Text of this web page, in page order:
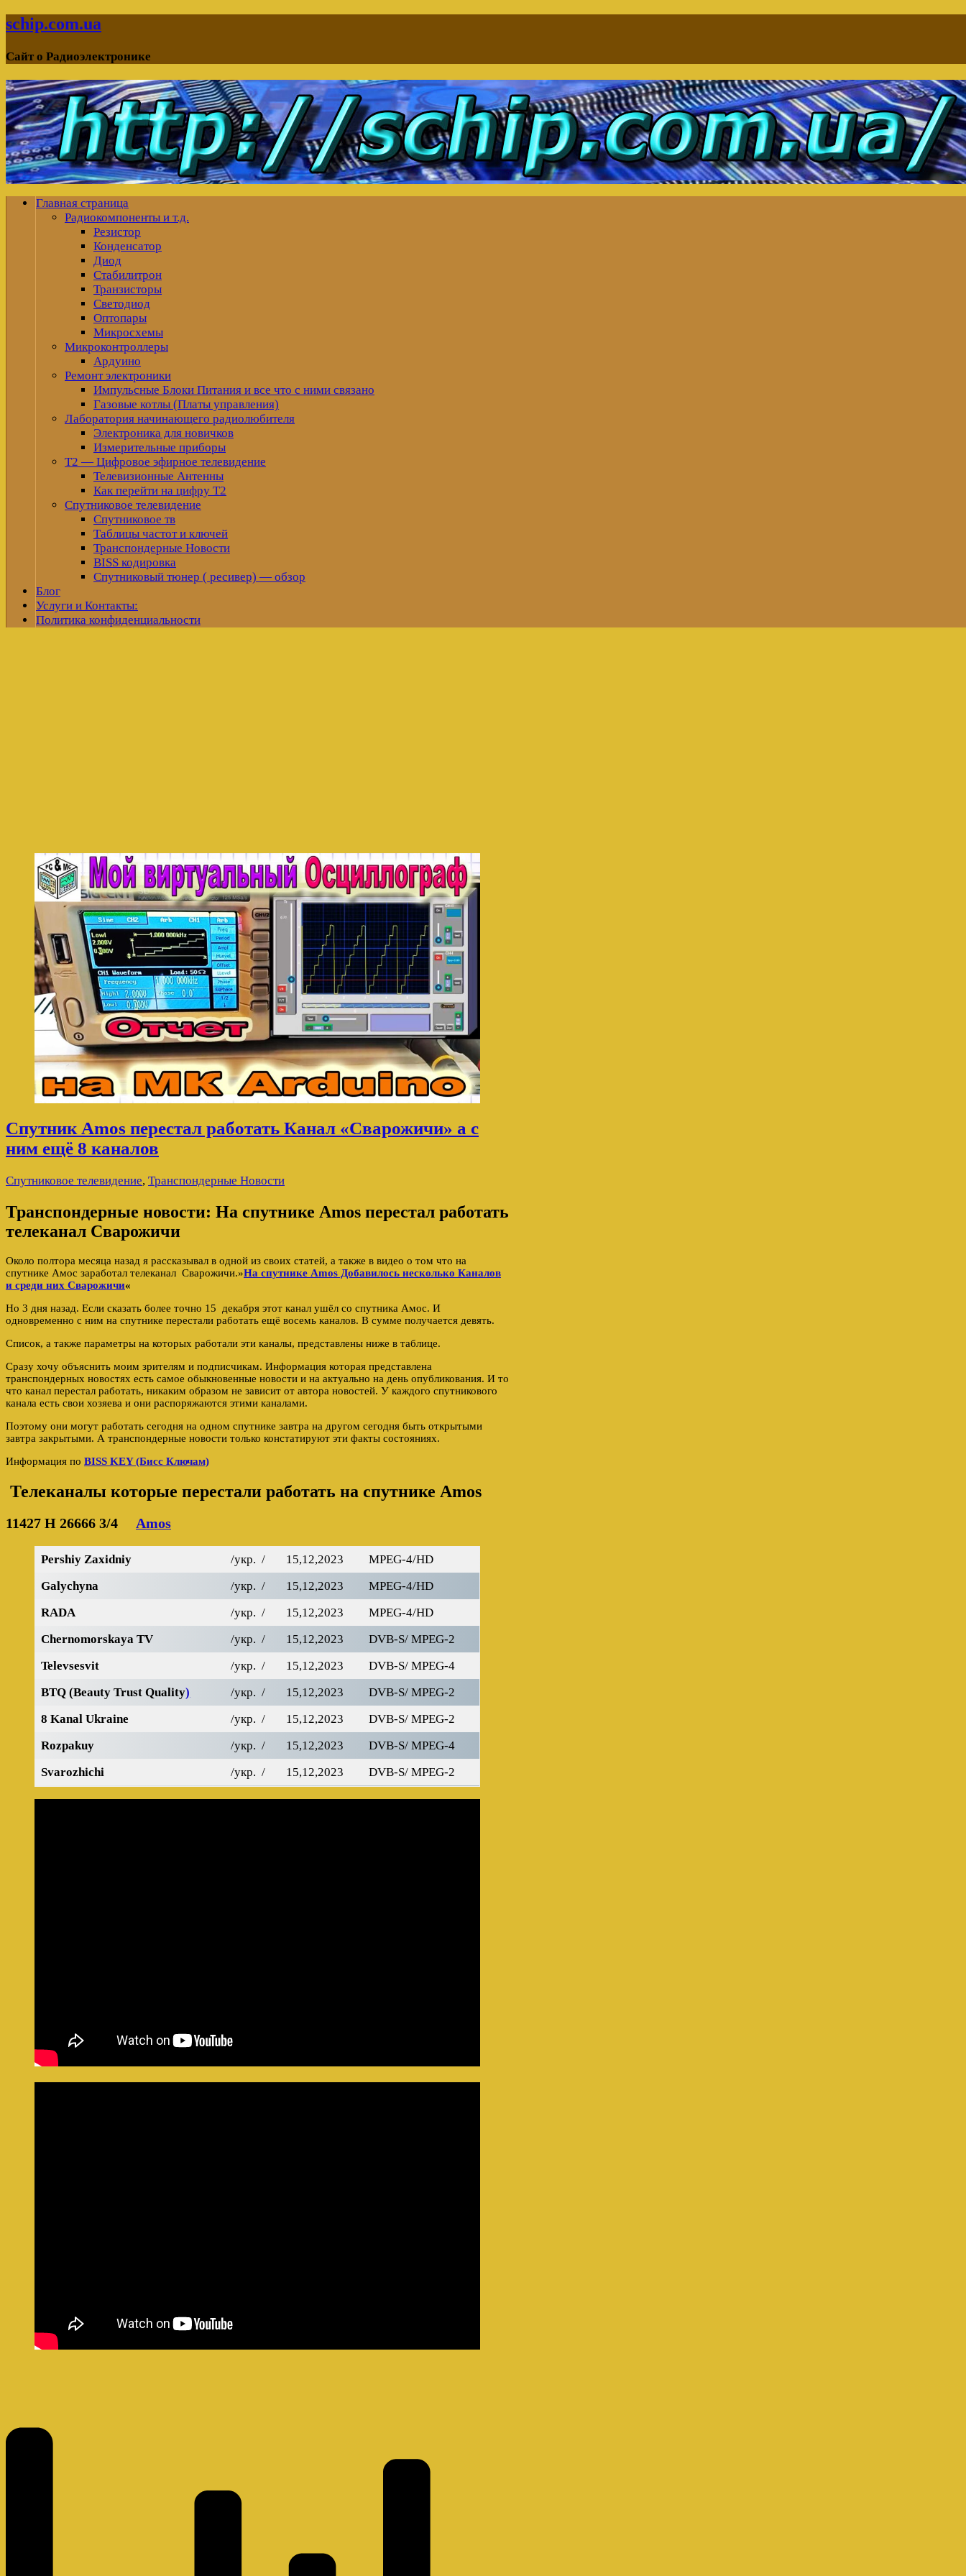
schip.com.ua
Сайт о Радиоэлектронике
Главная страница
Радиокомпоненты и т.д.
Резистор
Конденсатор
Диод
Стабилитрон
Транзисторы
Светодиод
Оптопары
Микросхемы
Микроконтроллеры
Ардуино
Ремонт электроники
Импульсные Блоки Питания и все что с ними связано
Газовые котлы (Платы управления)
Лаборатория начинающего радиолюбителя
Электроника для новичков
Измерительные приборы
Т2 — Цифровое эфирное телевидение
Телевизионные Антенны
Как перейти на цифру Т2
Спутниковое телевидение
Спутниковое тв
Таблицы частот и ключей
Транспондерные Новости
BISS кодировка
Спутниковый тюнер ( ресивер) — обзор
Блог
Услуги и Контакты:
Политика конфиденциальности
Спутник Amos перестал работать Канал «Сварожичи» а с
ним ещё 8 каналов
Спутниковое телевидение, Транспондерные Новости
Транспондерные новости: На спутнике Amos перестал работать
телеканал Сварожичи
Около полтора месяца назад я рассказывал в одной из своих статей, а также в видео о том что на
спутнике Амос заработал телеканал Сварожичи.»На спутнике Amos Добавилось несколько Каналов
и среди них Сварожичи«
Но 3 дня назад. Если сказать более точно 15 декабря этот канал ушёл со спутника Амос. И
одновременно с ним на спутнике перестали работать ещё восемь каналов. В сумме получается девять.
Список, а также параметры на которых работали эти каналы, представлены ниже в таблице.
Сразу хочу объяснить моим зрителям и подписчикам. Информация которая представлена
транспондерных новостях есть самое обыкновенные новости и на актуально на день опубликования. И то
что канал перестал работать, никаким образом не зависит от автора новостей. У каждого спутникового
канала есть свои хозяева и они распоряжаются этими каналами.
Поэтому они могут работать сегодня на одном спутнике завтра на другом сегодня быть открытыми
завтра закрытыми. А транспондерные новости только констатируют эти факты состояниях.
Информация по BISS KEY (Бисс Ключам)
Телеканалы которые перестали работать на спутнике Amos
11427 Н 26666 3/4 Amos
Pershiy Zaxidniy /укр. / 15,12,2023
MPEG-4/HD
Galychyna
/укр. / 15,12,2023
MPEG-4/HD
RADA
/укр. / 15,12,2023
MPEG-4/HD
Chernomorskaya TV
/укр. / 15,12,2023
DVB-S/ MPEG-2
Televsesvit
/укр. / 15,12,2023
DVB-S/ MPEG-4
BTQ (Beauty Trust Quality) /укр. / 15,12,2023
DVB-S/ MPEG-2
8 Kanal Ukraine
/укр. / 15,12,2023
DVB-S/ MPEG-2
Rozpakuy
/укр. / 15,12,2023
DVB-S/ MPEG-4
Svarozhichi
/укр. / 15,12,2023 DVB-S/ MPEG-2